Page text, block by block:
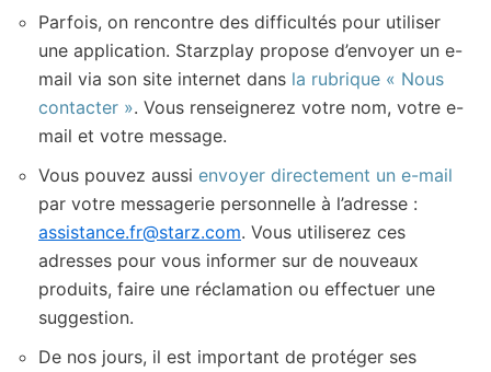
Parfois, on rencontre des difficultés pour utiliser
une application. Starzplay propose d’envoyer un e-
mail via son site internet dans la rubrique « Nous
contacter ». Vous renseignerez votre nom, votre e-
mail et votre message.
Vous pouvez aussi envoyer directement un e-mail
par votre messagerie personnelle à l’adresse :
assistance.fr@starz.com. Vous utiliserez ces
adresses pour vous informer sur de nouveaux
produits, faire une réclamation ou effectuer une
suggestion.
De nos jours, il est important de protéger ses